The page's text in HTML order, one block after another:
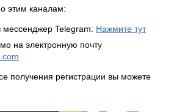
этим каналам:
мессенджер Telegram: Нажмите тут
на электронную почту
получения регистрации вы можете